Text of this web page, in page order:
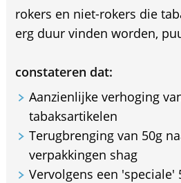
rokers en niet-rokers die
erg duur vinden worden,
constateren dat:
Aanzienlijke verhoging
tabaksartikelen
Terugbrenging van 50g
verpakkingen shag
Vervolgens een 'speciale'